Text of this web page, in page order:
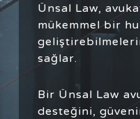
Ünsal Law,
mükemmel bir
sağlar.
Bir Ünsal Law
desteğini,